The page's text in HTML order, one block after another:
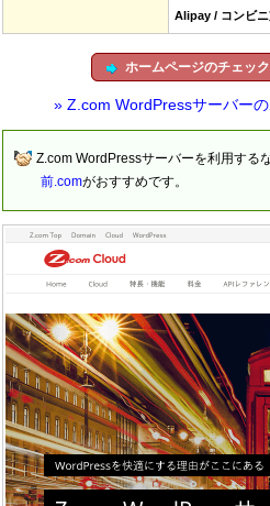
Alipay / コンビ
ホームページのチェッ
» Z.com WordPressサーバー
Z.com WordPressサーバーを利用する
前.comがおすすめです。